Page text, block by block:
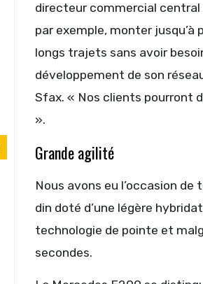
directeur commercial central
par exemple, monter
longs trajets sans avoir
développement de son
Sfax. « Nos clients pourront
».
Grande agilité
Nous avons eu l’occasion
din doté d’une légère
technologie de pointe et
secondes.